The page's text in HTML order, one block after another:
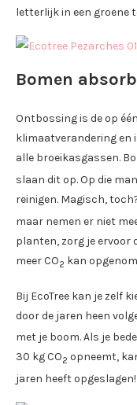
letterlijk in een groene
Bomen
Ontbossing is de op
klimaatverandering en
alle broeikasgassen.
slaan dit op. Op die
reinigen. Magisch,
maar nemen er niet
planten, zorg je ervoor
meer CO2 kan
Bij EcoTree kan je zelf
door de jaren heen
met je boom. Als je
30 kg CO2 opneemt,
jaren heeft opgeslagen!